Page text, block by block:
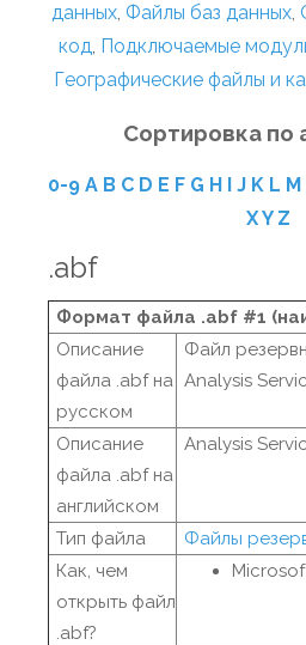
данных, Файлы баз данных,
код, Подключаемые
Географические файлы и
Сортировка по
0-9 A B C D E F G H I J K L M
XY Z
.abf
Формат файла .abf #1
Описание
файла .abf на
русском
Файл
Analysis
Описание
файла .abf на
английском
Analysis
Тип файла
Файлы
Как, чем
открыть файл
.abf?